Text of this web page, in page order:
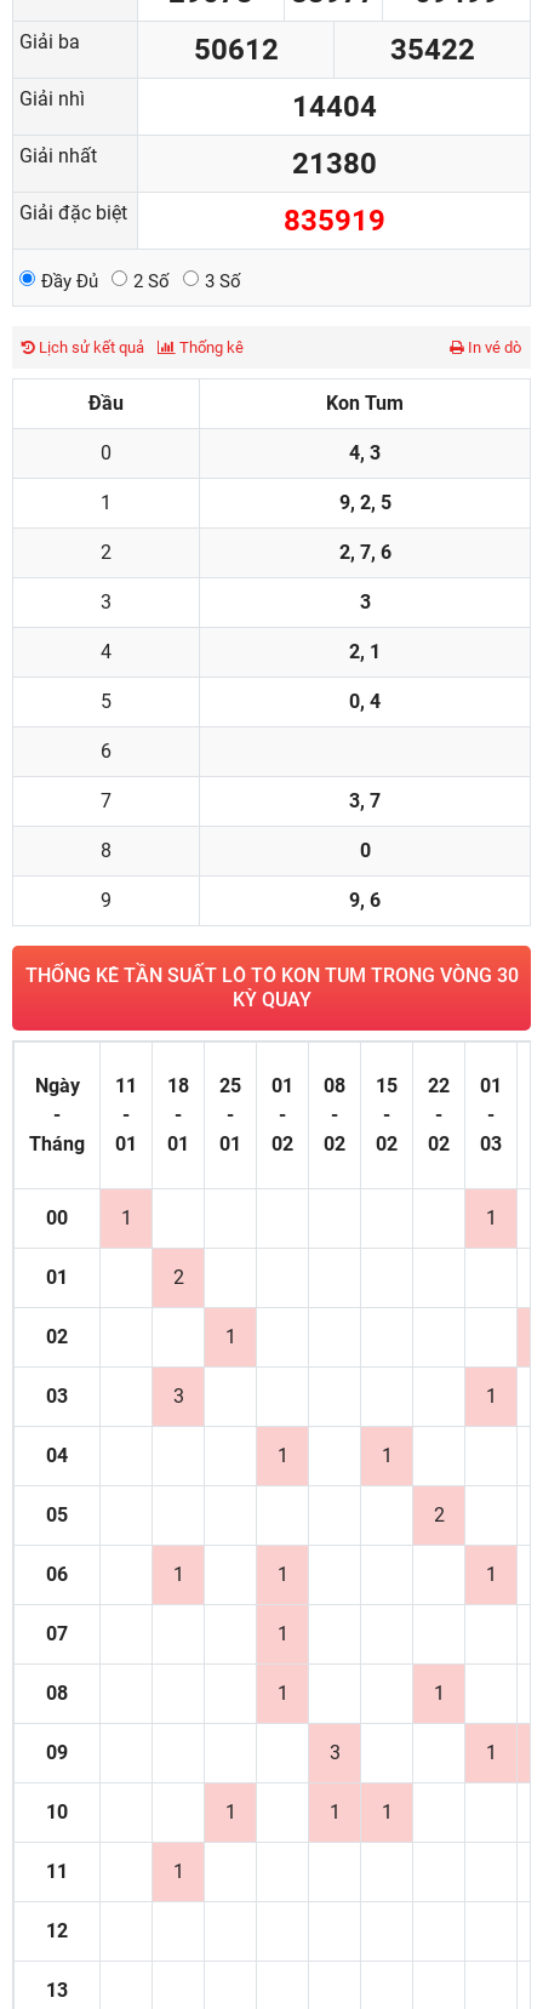
Giải ba 50612 35422
Giải nhì 14404
Giải nhất 21380
Giải đặc biệt 835919
Đầy Đủ 2 Số 3 Số
Lịch sử kết quả Thống kê In vé dò
Đầu Kon Tum
0 4, 3
1 9, 2, 5
2 2, 7, 6
3 3
4 2, 1
5 0, 4
6
7 3, 7
8 0
9 9, 6
THỐNG KÊ TẦN SUẤT LÔ TÔ KON TUM TRONG VÒNG 30
KỲ QUAY
Ngày
-
Tháng
11
-
01
18
-
01
25
-
01
01
-
02
08
-
02
15
-
02
22
-
02
01
-
03
00 1 1
01 2
02 1
03 3 1
04 1 1
05 2
06 1 1 1
07 1
08 1 1
09 3 1
10 1 1 1
11 1
12
13